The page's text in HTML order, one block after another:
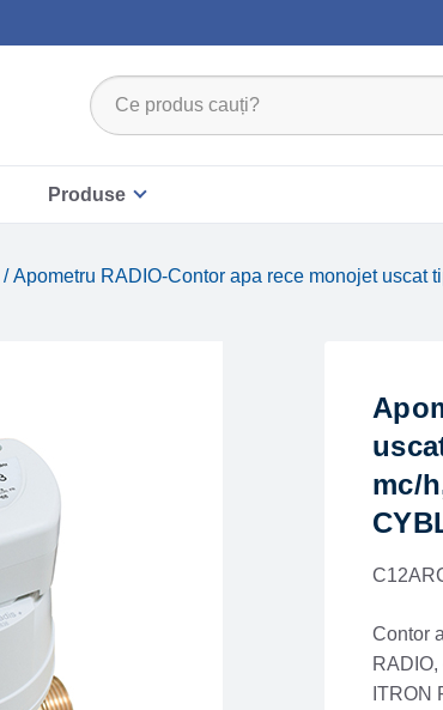
Produse
/ Apometru RADIO-Contor apa rece monojet uscat
mc/
Contor
ITRON